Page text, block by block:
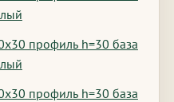
профиль h=30 база
профиль h=30 база